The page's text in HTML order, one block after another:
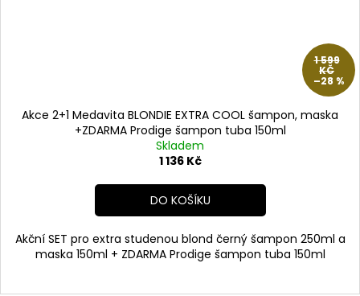
1 599
KČ
–28 %
Akce 2+1 Medavita BLONDIE EXTRA COOL šampon, maska
+ZDARMA Prodige šampon tuba 150ml
Skladem
1 136 Kč
DO KOŠÍKU
Akční SET pro extra studenou blond černý šampon 250ml a
maska 150ml + ZDARMA Prodige šampon tuba 150ml